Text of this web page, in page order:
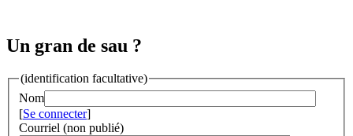
Un gran de sau ?
(identification facultative)
Nom
[Se connecter]
Courriel (non publié)